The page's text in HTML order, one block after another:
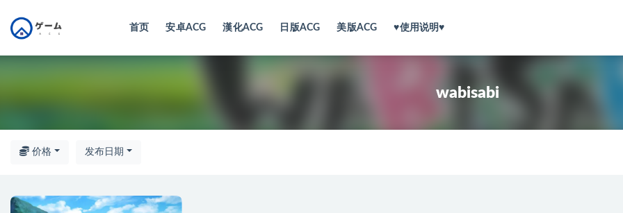
首页 安卓ACG 漢化ACG 日版ACG 美版ACG ♥使用说明♥
wabisabi
价格 发布日期